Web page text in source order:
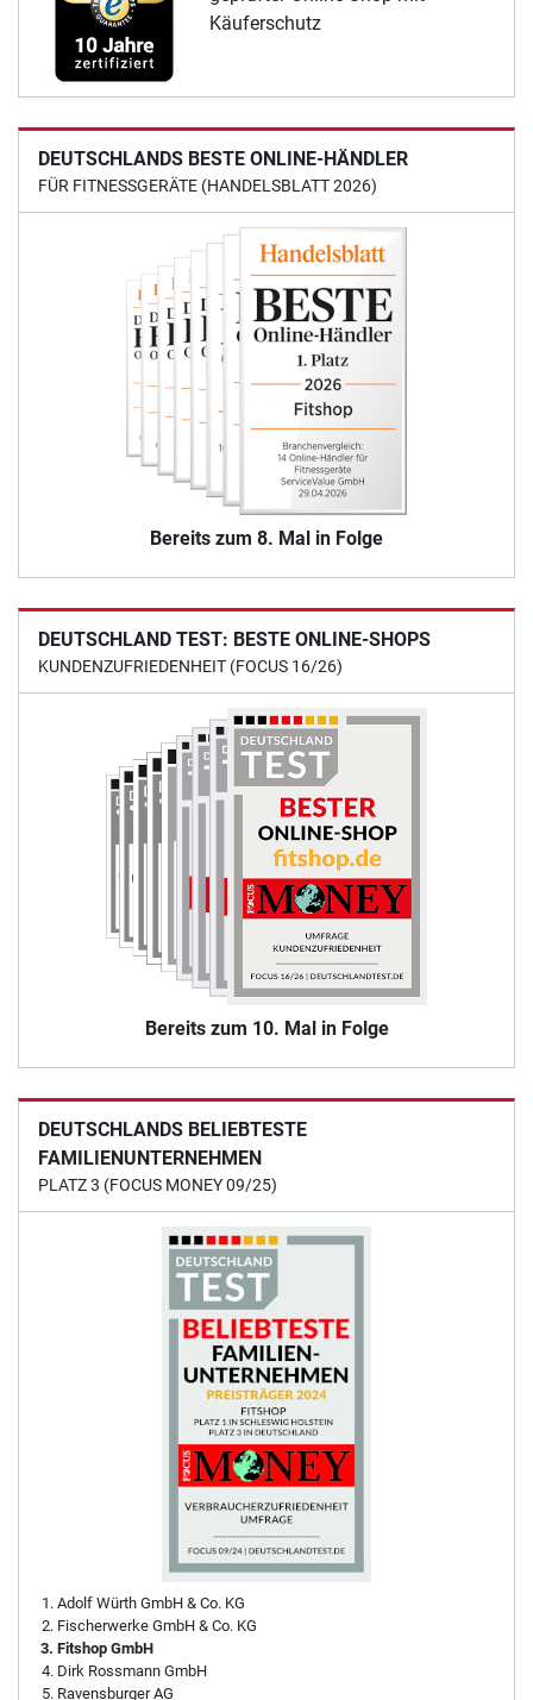
Käuferschutz
DEUTSCHLANDS BESTE ONLINE-HÄNDLER
FÜR FITNESSGERÄTE (HANDELSBLATT 2026)
Bereits zum 8. Mal in Folge
DEUTSCHLAND TEST: BESTE ONLINE-SHOPS
KUNDENZUFRIEDENHEIT (FOCUS 16/26)
Bereits zum 10. Mal in Folge
DEUTSCHLANDS BELIEBTESTE
FAMILIENUNTERNEHMEN
PLATZ 3 (FOCUS MONEY 09/25)
Adolf Würth GmbH & Co. KG
Fischerwerke GmbH & Co. KG
Fitshop GmbH
Dirk Rossmann GmbH
Ravensburger AG